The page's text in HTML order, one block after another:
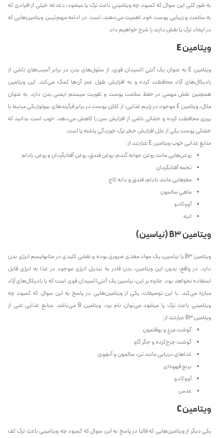
به طور کلی این سوال که کمبود چه ویتامینی باعث ترک پا میشود، دغدغه خیلی از افرادی که
به سلامت و زیبایی پوست خود اهمیت می‌دهند، است. در ادامه مهم‌ترین ویتامین‌هایی که
در ایجاد ترک پا نقش دارند را شرح خواهیم داد.
ویتامینE
ویتامین E به‌ عنوان یک آنتی‌ اکسیدان قوی، از سلول‌های بدن در برابر آسیب‌های ناشی از
رادیکال‌های آزاد محافظت کرده و به افزایش طول عمر آن‌ها کمک می‌کند. این ویتامین
همچنین نقش مهمی در حفظ سلامت پوست و تقویت سیستم ایمنی بدن دارد. به عنوان
مثال، ویتامین E موجود در رژیم غذایی، از کلاژن پوست در برابر فرآیندهای بیولوژیکی مرتبط با
پیری محافظت کرده و خشکی ناشی از افزایش سن را کاهش می‌دهد. خوب است بدانید که
خشکی پوست یکی از علل افزایش خطر ترک خوردگی پاشنه پا است.
منابع غذایی خوب ویتامین E عبارتند از:
روغن‌هایی مانند روغن جوانه گندم، روغن فندق، روغن آفتابگردان و روغن بادام
تخمه آفتابگردان
مغزهایی مانند بادام، فندق و دانه کاج
ماهی سالمون
آووکادو
انبه
ویتامین B3 (نیاسین)
ویتامین B3 یا نیاسین، یک مواد مغذی ضروری بوده و نقشی کلیدی در متابولیسم انرژی بدن
دارد. در واقع، بدون این ویتامین، بدن قادر به تبدیل انرژی موجود در غذا به انرژی قابل
استفاده نخواهد بود. علاوه بر این، نیاسین یک آنتی‌اکسیدان قوی است که با رادیکال‌های آزاد
مبارزه می‌کند. با این توصیفات، یکی از ویتامین‌هایی در پاسخ به این سوال که کمبود چه
ویتامینی باعث ترک پا میشود می‌توان نام برد، ویتامین B می‌باشد. منابع غذایی غنی از
ویتامین B3 عبارتند از:
گوشت مرغ و بوقلمون
گوشت چرخ‌کرده و جگر گاو
غذاهای دریایی مانند تن، سالمون و آنچوی
برنج قهوه‌ای
آووکادو
عدس
ویتامینC
یکی دیگر از ویتامین‌هایی که قالبا در پاسخ به این سوال که کمبود چه ویتامینی باعث ترک کف